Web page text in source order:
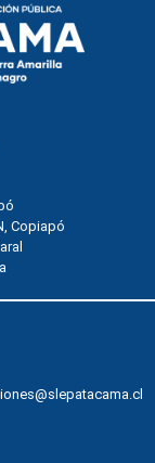
Copiapó